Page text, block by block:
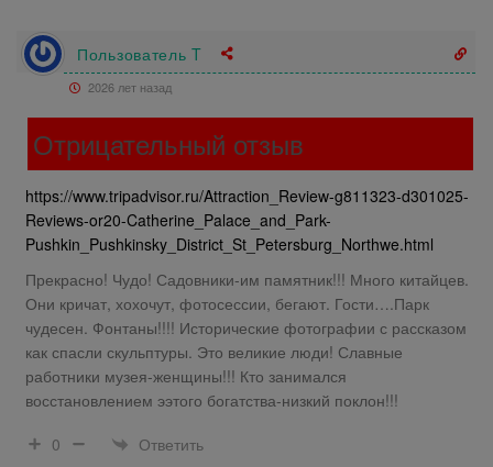
Пользователь T
2026 лет назад
Отрицательный отзыв
https://www.tripadvisor.ru/Attraction_Review-g811323-d301025-
Reviews-or20-Catherine_Palace_and_Park-
Pushkin_Pushkinsky_District_St_Petersburg_Northwe.html
Прекрасно! Чудо! Садовники-им памятник!!! Много китайцев.
Они кричат, хохочут, фотосессии, бегают. Гости….Парк
чудесен. Фонтаны!!!! Исторические фотографии с рассказом
как спасли скульптуры. Это великие люди! Славные
работники музея-женщины!!! Кто занимался
восстановлением ээтого богатства-низкий поклон!!!
0
Ответить